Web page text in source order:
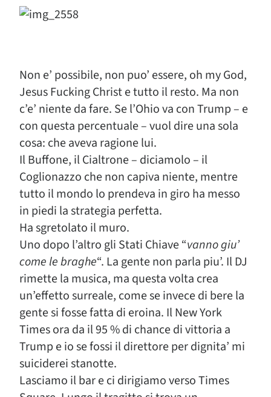
Non e’ possibile, non puo’ essere, oh my God,
Jesus Fucking Christ e tutto il resto. Ma non
c’e’ niente da fare. Se l’Ohio va con Trump – e
con questa percentuale – vuol dire una sola
cosa: che aveva ragione lui.
Il Buffone, il Cialtrone – diciamolo – il
Coglionazzo che non capiva niente, mentre
tutto il mondo lo prendeva in giro ha messo
in piedi la strategia perfetta.
Ha sgretolato il muro.
Uno dopo l’altro gli Stati Chiave “vanno giu’
come le braghe“. La gente non parla piu’. Il DJ
rimette la musica, ma questa volta crea
un’effetto surreale, come se invece di bere la
gente si fosse fatta di eroina. Il New York
Times ora da il 95 % di chance di vittoria a
Trump e io se fossi il direttore per dignita’ mi
suiciderei stanotte.
Lasciamo il bar e ci dirigiamo verso Times